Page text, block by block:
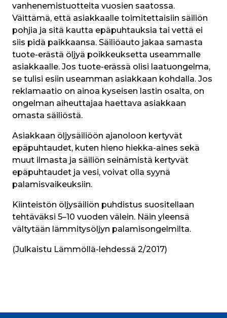
vanhenemistuotteita vuosien saatossa.
Väittämä, että asiakkaalle toimitettaisiin säiliön
pohjia ja sitä kautta epäpuhtauksia tai vettä ei
siis pidä paikkaansa. Säiliöauto jakaa samasta
tuote-erästä öljyä poikkeuksetta useammalle
asiakkaalle. Jos tuote-erässä olisi laatuongelma,
se tulisi esiin useamman asiakkaan kohdalla. Jos
reklamaatio on ainoa kyseisen lastin osalta, on
ongelman aiheuttajaa haettava asiakkaan
omasta säiliöstä.
Asiakkaan öljysäiliöön ajanoloon kertyvät
epäpuhtaudet, kuten hieno hiekka-aines sekä
muut ilmasta ja säiliön seinämistä kertyvät
epäpuhtaudet ja vesi, voivat olla syynä
palamisvaikeuksiin.
Kiinteistön öljysäiliön puhdistus suositellaan
tehtäväksi 5–10 vuoden välein. Näin yleensä
vältytään lämmitysöljyn palamisongelmilta.
(Julkaistu Lämmöllä-lehdessä 2/2017)